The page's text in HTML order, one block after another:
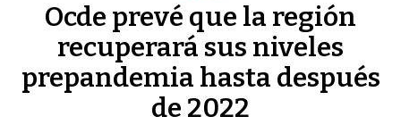
Ocde prevé que la región
recuperará sus niveles
prepandemia hasta después
de 2022